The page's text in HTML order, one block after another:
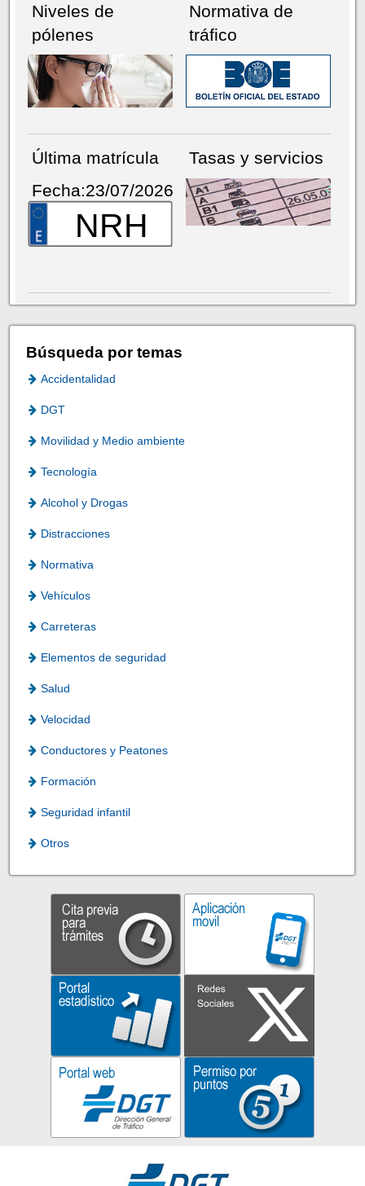
Niveles de
pólenes
Normativa de
tráfico
Última matrícula
Fecha:23/07/2026
NRH
Tasas y servicios
Búsqueda por temas
Accidentalidad
DGT
Movilidad y Medio ambiente
Tecnología
Alcohol y Drogas
Distracciones
Normativa
Vehículos
Carreteras
Elementos de seguridad
Salud
Velocidad
Conductores y Peatones
Formación
Seguridad infantil
Otros